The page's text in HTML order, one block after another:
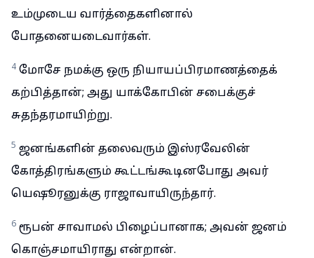
உம்முடைய வார்த்தைகளினால்
போதனையடைவார்கள்.
4 மோசே நமக்கு ஒரு நியாயப்பிரமாணத்தைக்
கற்பித்தான்; அது யாக்கோபின் சபைக்குச்
சுதந்தரமாயிற்று.
5 ஜனங்களின் தலைவரும் இஸ்ரவேலின்
கோத்திரங்களும் கூட்டங்கூடினபோது அவர்
யெஷூரனுக்கு ராஜாவாயிருந்தார்.
6 ரூபன் சாவாமல் பிழைப்பானாக; அவன் ஜனம்
கொஞ்சமாயிராது என்றான்.